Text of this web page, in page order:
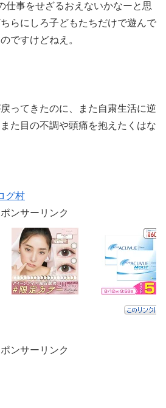
仕事をせざるおえないかなーと思
らにしろ子どもたちだけで遊んで
ですけどねえ。
ってきたのに、また自粛生活に逆
た目の不調や頭痛を抱えたくはな
グ村
ンサーリンク
ンサーリンク